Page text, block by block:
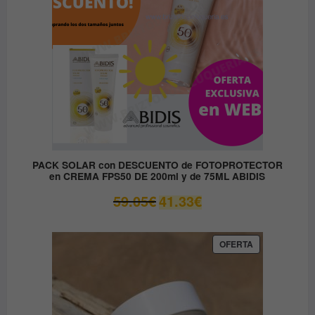
PACK SOLAR con DESCUENTO de FOTOPROTECTOR
en CREMA FPS50 DE 200ml y de 75ML ABIDIS
59.05€ El
precio
41.33€El
precio
OFERTAPRODUCTO
EN